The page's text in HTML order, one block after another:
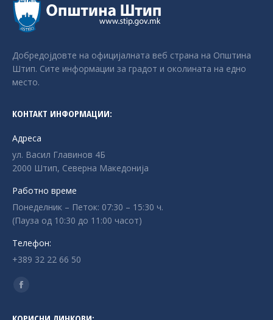
Добредојдовте на официјалната веб страна на Општина
Штип. Сите информации за градот и околината на едно
место.
КОНТАКТ ИНФОРМАЦИИ:
Адреса
ул. Васил Главинов 4Б
2000 Штип, Северна Македонија
Работно време
Понеделник – Петок: 07:30 – 15:30 ч.
(Пауза од 10:30 до 11:00 часот)
Телефон:
+389 32 22 66 50
Find us on:
Facebook